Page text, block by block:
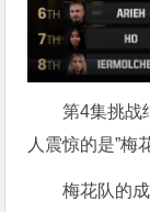
第4集挑战
人震惊的是”梅
梅花队的